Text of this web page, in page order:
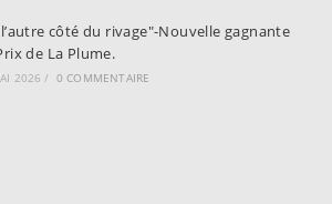
côté du rivage"-Nouvelle gagnante
de La Plume.
2026 / 0 COMMENTAIRE